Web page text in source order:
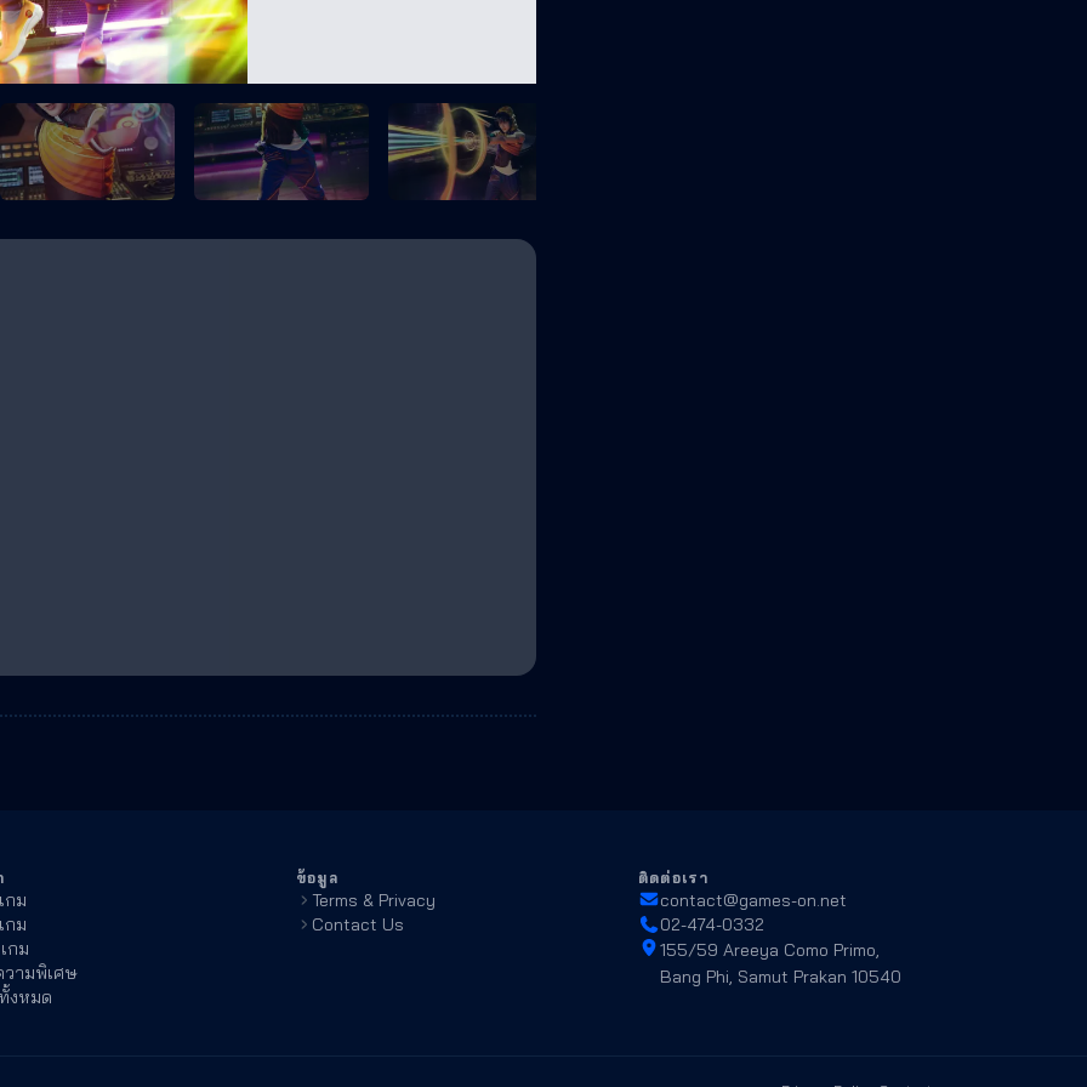
กม
กม
กม
ามพิเศษ
งหมด
ข้อมูล
Terms & Privacy
Contact Us
ติดต่อเรา
contact@games-on.net
02-474-0332
155/59 Areeya Como Primo,
Bang Phi, Samut Prakan 10540